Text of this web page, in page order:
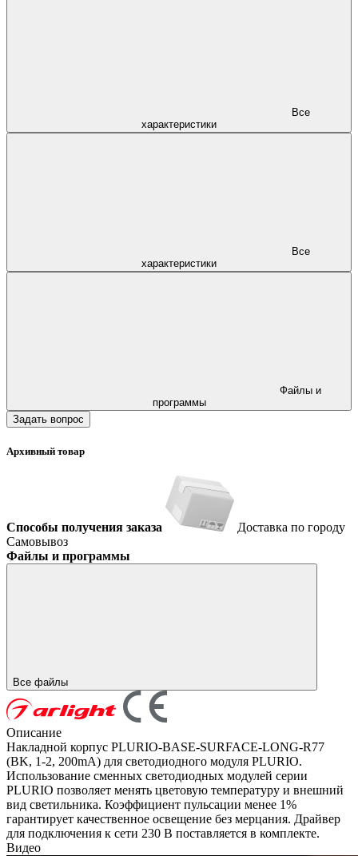
характеристики
характеристики
программы
Задать вопрос
Архивный товар
Способы получения заказа
Доставка по городу
Самовывоз
Файлы и программы
Все файлы
Описание
Накладной корпус PLURIO-BASE-SURFACE-LONG-R77
(BK, 1-2, 200mA) для светодиодного модуля PLURIO.
Использование сменных светодиодных модулей серии
PLURIO позволяет менять цветовую температуру и внешний
вид светильника. Коэффициент пульсации менее 1%
гарантирует качественное освещение без мерцания. Драйвер
для подключения к сети 230 В поставляется в комплекте.
Видео